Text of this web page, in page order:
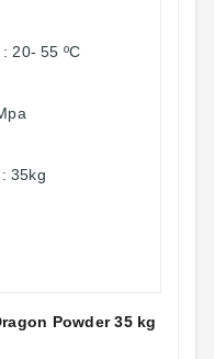
20- 55 ºC
35kg
Powder 35 kg